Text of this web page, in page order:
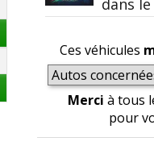
dans
Ces véhicules
Merci à tous
pour